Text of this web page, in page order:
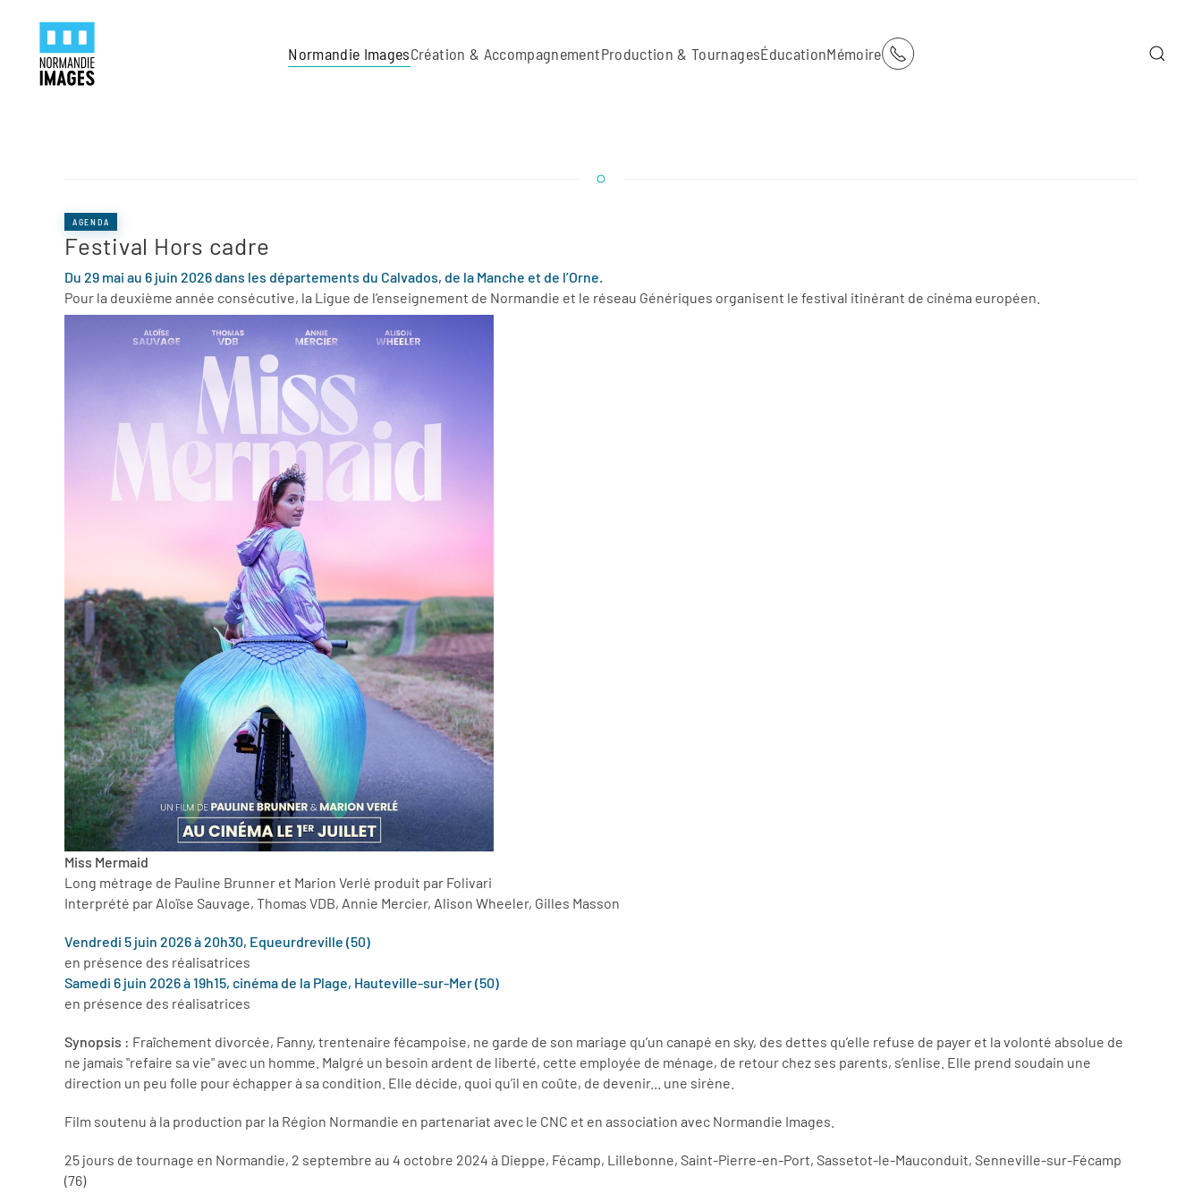
Skip to main content
Normandie ImagesCréation & AccompagnementProduction & TournagesÉducationMémoire
AGENDA
Festival Hors cadre
Du 29 mai au 6 juin 2026 dans les départements du Calvados, de la Manche et de l’Orne.
Pour la deuxième année consécutive, la Ligue de l’enseignement de Normandie et le réseau Génériques organisent le festival itinérant de cinéma européen.
Miss Mermaid
Long métrage de Pauline Brunner et Marion Verlé produit par Folivari
Interprété par Aloïse Sauvage, Thomas VDB, Annie Mercier, Alison Wheeler, Gilles Masson
Vendredi 5 juin 2026 à 20h30, Equeurdreville (50)
en présence des réalisatrices
Samedi 6 juin 2026 à 19h15, cinéma de la Plage, Hauteville-sur-Mer (50)
en présence des réalisatrices
Synopsis : Fraîchement divorcée, Fanny, trentenaire fécampoise, ne garde de son mariage qu’un canapé en sky, des dettes qu’elle refuse de payer et la volonté absolue de
ne jamais "refaire sa vie" avec un homme. Malgré un besoin ardent de liberté, cette employée de ménage, de retour chez ses parents, s’enlise. Elle prend soudain une
direction un peu folle pour échapper à sa condition. Elle décide, quoi qu’il en coûte, de devenir... une sirène.
Film soutenu à la production par la Région Normandie en partenariat avec le CNC et en association avec Normandie Images.
25 jours de tournage en Normandie, 2 septembre au 4 octobre 2024 à Dieppe, Fécamp, Lillebonne, Saint-Pierre-en-Port, Sassetot-le-Mauconduit, Senneville-sur-Fécamp
(76)